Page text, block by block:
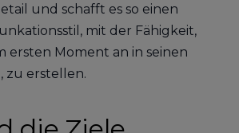
und schafft es so einen
mit der Fähigkeit,
ersten Moment an in seinen
zu erstellen.